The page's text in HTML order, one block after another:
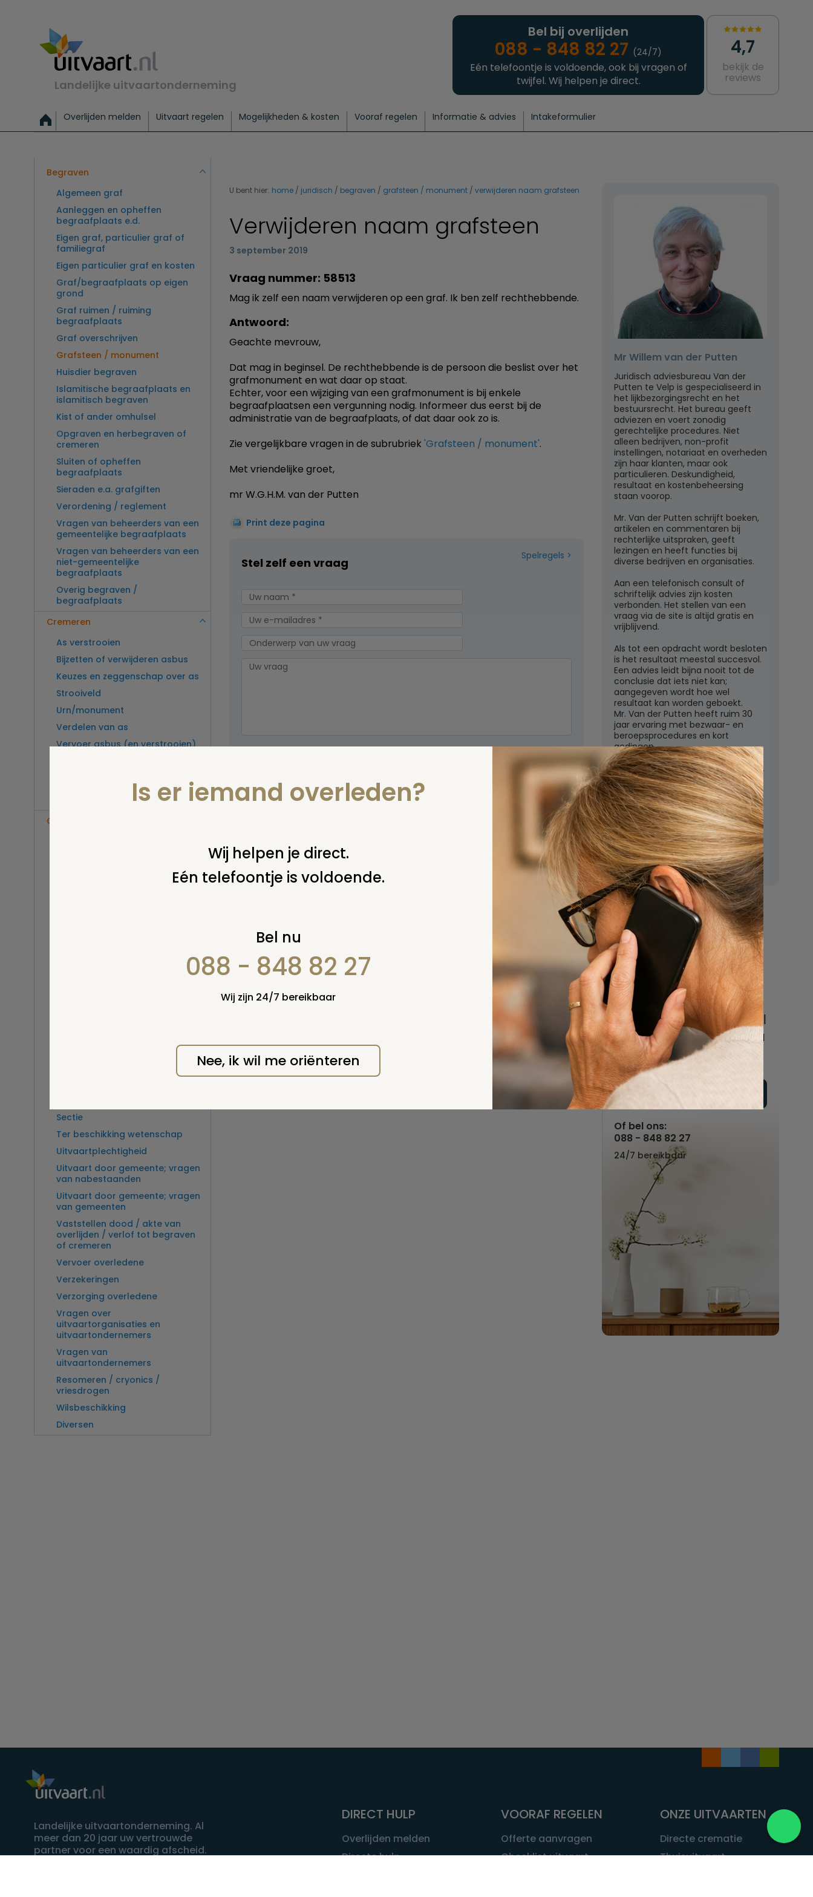
Landelijke uitvaartonderneming
Bel bij overlijden
088 - 848 82 27 (24/7)
Eén telefoontje is voldoende, ook bij vragen of
twijfel. Wij helpen je direct.
4,7
bekijk de
reviews
Overlijden melden Uitvaart regelen Mogelijkheden & kosten
Exclusieve uitvaart Begrafenis Basis
Vooraf regelen Informatie & advies Intakeformulier
Begraven
Algemeen graf
Aanleggen en opheffen
begraafplaats e.d.
Eigen graf, particulier graf of
familiegraf
Eigen particulier graf en kosten
Graf/begraafplaats op eigen
grond
Graf ruimen / ruiming
begraafplaats
Graf overschrijven
Grafsteen / monument
Huisdier begraven
Islamitische begraafplaats en
islamitisch begraven
Kist of ander omhulsel
Opgraven en herbegraven of
cremeren
Sluiten of opheffen
begraafplaats
Sieraden e.a. grafgiften
Verordening / reglement
Vragen van beheerders van een
gemeentelijke begraafplaats
Vragen van beheerders van een
niet-gemeentelijke
begraafplaats
Overig begraven /
begraafplaats
Cremeren
As verstrooien
Bijzetten of verwijderen asbus
Keuzes en zeggenschap over as
Strooiveld
Urn/monument
Verdelen van as
Vervoer asbus (en verstrooien)
Overige
Sectie
Ter beschikking wetenschap
Uitvaartplechtigheid
Uitvaart door gemeente; vragen
van nabestaanden
Uitvaart door gemeente; vragen
van gemeenten
Vaststellen dood / akte van
overlijden / verlof tot begraven
of cremeren
Vervoer overledene
Verzekeringen
Verzorging overledene
Vragen over
uitvaartorganisaties en
uitvaartondernemers
Vragen van
uitvaartondernemers
Resomeren / cryonics /
vriesdrogen
Wilsbeschikking
Diversen
U bent hier: home juridisch begraven grafsteen / monument verwijderen naam grafsteen
Verwijderen naam grafsteen
3 september 2019
Vraag nummer: 58513
Mag ik zelf een naam verwijderen op een graf. Ik ben zelf rechthebbende.
Antwoord:
Geachte mevrouw,
Dat mag in beginsel. De rechthebbende is de persoon die beslist over het
grafmonument en wat daar op staat.
Echter, voor een wijziging van een grafmonument is bij enkele
begraafplaatsen een vergunning nodig. Informeer dus eerst bij de
administratie van de begraafplaats, of dat daar ook zo is.
Zie vergelijkbare vragen in de subrubriek 'Grafsteen / monument'.
Met vriendelijke groet,
mr W.G.H.M. van der Putten
Print deze pagina
Spelregels
Stel zelf een vraag
Verzenden
Mr Willem van der Putten
Juridisch adviesbureau Van der
Putten te Velp is gespecialiseerd in
het lijkbezorgingsrecht en het
bestuursrecht. Het bureau geeft
adviezen en voert zonodig
gerechtelijke procedures. Niet
alleen bedrijven, non-profit
instellingen, notariaat en overheden
zijn haar klanten, maar ook
particulieren. Deskundigheid,
resultaat en kostenbeheersing
staan voorop.
Mr. Van der Putten schrijft boeken,
artikelen en commentaren bij
rechterlijke uitspraken, geeft
lezingen en heeft functies bij
diverse bedrijven en organisaties.
Aan een telefonisch consult of
schriftelijk advies zijn kosten
verbonden. Het stellen van een
vraag via de site is altijd gratis en
vrijblijvend.
Als tot een opdracht wordt besloten
is het resultaat meestal succesvol.
Een advies leidt bijna nooit tot de
conclusie dat iets niet kan;
aangegeven wordt hoe wel
resultaat kan worden geboekt.
Mr. Van der Putten heeft ruim 30
jaar ervaring met bezwaar- en
beroepsprocedures en kort
gedingen.
Juridisch adviesbureau mr. W.G.H.M.
van der Putten c.s.
Zutphensestraatweg 7
6881 WN Velp (Gld)
E-mail:
mr.vanderputten@gmail.com
Nu
een uitvaart
regelen
Beschrijf uw wensen
online of bel ons geheel
vrijblijvend voor hulp na
een overlijden.
Vul hier uw wensen in
Of bel ons:
088 - 848 82 27
24/7 bereikbaar
Landelijke uitvaartonderneming. Al
meer dan 20 jaar uw vertrouwde
partner voor een waardig afscheid.
DIRECT HULP
Overlijden melden
Directe hulp
VOORAF REGELEN
Offerte aanvragen
Checklist uitvaart
ONZE UITVAARTEN
Directe crematie
Thuisuitvaart
Is er iemand overleden?
Wij helpen je direct.
Eén telefoontje is voldoende.
Bel nu
088 - 848 82 27
Wij zijn 24/7 bereikbaar
Nee, ik wil me oriënteren